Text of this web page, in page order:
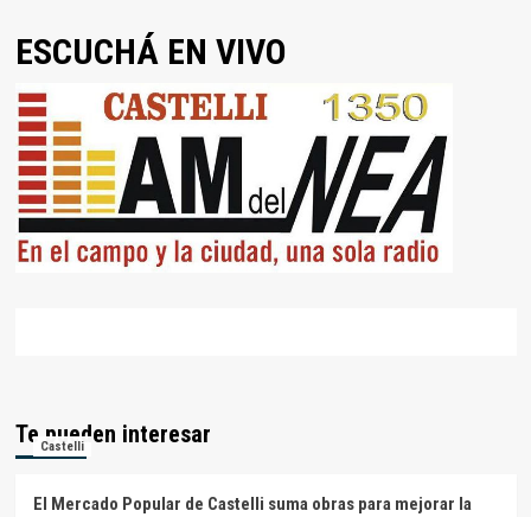
ESCUCHÁ EN VIVO
Te pueden interesar
Castelli
El Mercado Popular de Castelli suma obras para mejorar la